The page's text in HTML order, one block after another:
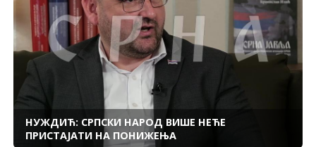
НУЖДИЋ: СРПСКИ НАРОД ВИШЕ НЕЋЕ
ПРИСТАЈАТИ НА ПОНИЖЕЊА